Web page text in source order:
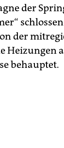
der
der
Heizungen
behauptet.